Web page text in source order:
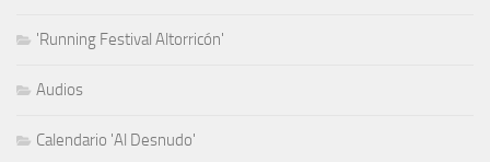
'Running Festival Altorricón'
Audios
Calendario 'Al Desnudo'